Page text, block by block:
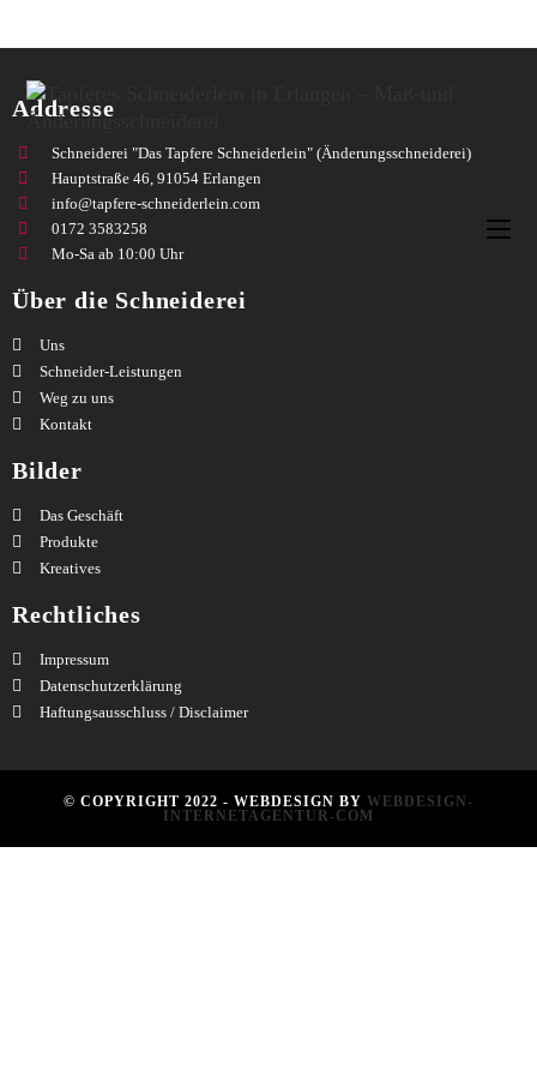
Addresse
Schneiderei "Das Tapfere Schneiderlein" (Änderungsschneiderei)
Hauptstraße 46, 91054 Erlangen
info@tapfere-schneiderlein.com
0172 3583258
Mo-Sa ab 10:00 Uhr
Über die Schneiderei
Uns
Schneider-Leistungen
Weg zu uns
Kontakt
Bilder
Das Geschäft
Produkte
Kreatives
Rechtliches
Impressum
Datenschutzerklärung
Haftungsausschluss / Disclaimer
© COPYRIGHT 2022 - WEBDESIGN BY WEBDESIGN-
INTERNETAGENTUR-COM